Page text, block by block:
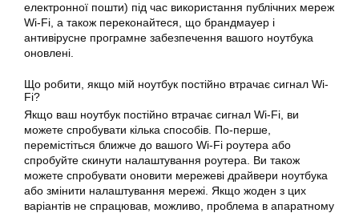
електронної пошти) під час використання публічних мереж
Wi-Fi, а також переконайтеся, що брандмауер і
антивірусне програмне забезпечення вашого ноутбука
оновлені.
Що робити, якщо мій ноутбук постійно втрачає сигнал Wi-
Fi?
Якщо ваш ноутбук постійно втрачає сигнал Wi-Fi, ви
можете спробувати кілька способів. По-перше,
перемістіться ближче до вашого Wi-Fi роутера або
спробуйте скинути налаштування роутера. Ви також
можете спробувати оновити мережеві драйвери ноутбука
або змінити налаштування мережі. Якщо жоден з цих
варіантів не спрацював, можливо, проблема в апаратному